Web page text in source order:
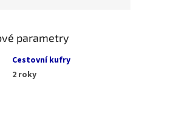
parametry
Cestovní kufry
2 roky